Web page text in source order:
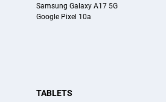
Samsung Galaxy A17 5G
Google Pixel 10a
TABLETS